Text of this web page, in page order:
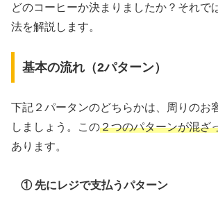
どのコーヒーか決まりましたか？それで
法を解説します。
基本の流れ（2パターン）
下記２パータンのどちらかは、周りのお
しましょう。この２つのパターンが混ざ
あります。
① 先にレジで支払うパターン